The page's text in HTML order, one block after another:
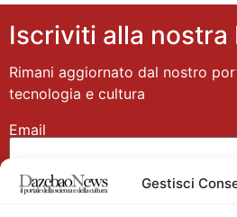
Gestisci
Iscriviti alla nostra
Rimani aggiornato dal nostro
tecnologia e cultura
Email
Nome